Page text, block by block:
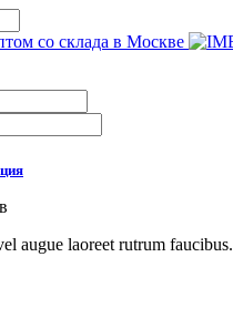
augue laoreet rutrum faucibus.